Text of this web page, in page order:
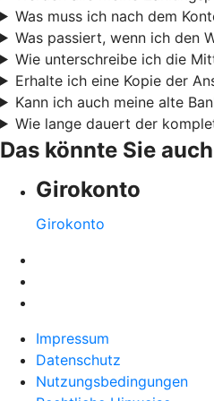
Was muss ich nach dem
Was passiert, wenn ich den
Wie unterschreibe ich die
Erhalte ich eine Kopie der
Kann ich auch meine alte
Wie lange dauert der
Das könnte Sie
Girokonto
Girokonto
Impressum
Datenschutz
Nutzungsbedingungen